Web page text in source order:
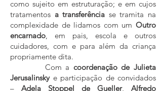
como sujeito em estruturação; e em cujos
tratamentos a transferência se tramita na
complexidade de lidamos com um Outro
encarnado, em pais, escola e outros
cuidadores, com e para além da criança
propriamente dita.
Com a coordenação de Julieta
Jerusalinskye participação de convidados
– Adela Stoppel de Gueller, Alfredo